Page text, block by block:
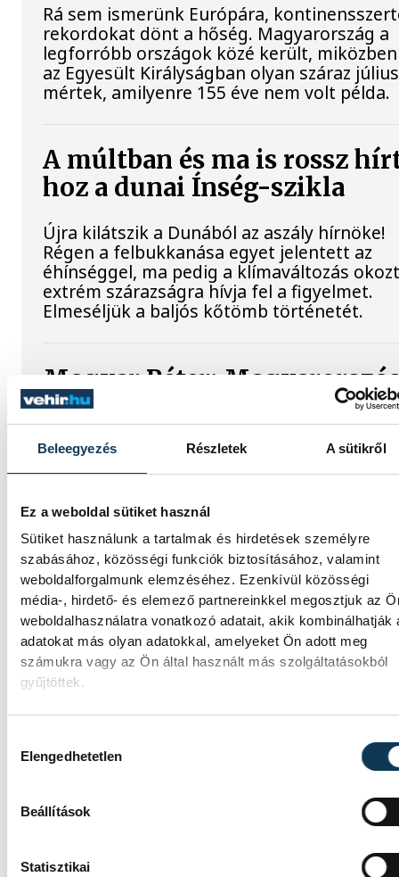
Beleegyezés Részletek A sütikről
Ez a weboldal sütiket használ
Sütiket használunk a tartalmak és hirdetések személyre
szabásához, közösségi funkciók biztosításához, valamint
weboldalforgalmunk elemzéséhez. Ezenkívül közösségi
média-, hirdető- és elemező partnereinkkel megosztjuk az
weboldalhasználatra vonatkozó adatait, akik kombinálhatják
adatokat más olyan adatokkal, amelyeket Ön adott meg
számukra vagy az Ön által használt más szolgáltatásokból
gyűjtöttek.
Elengedhetetlen
Beállítások
Statisztikai
Rá sem ismerünk Európára,
rekordokat dönt a hőség. Magyarország a
legforróbb országok közé került, miközben
az Egyesült Királyságban olyan száraz
mértek, amilyenre 155 éve nem volt példa.
A múltban és ma is rossz
hoz a dunai Ínség-szikla
Újra kilátszik a Dunából az aszály hírnöke!
Régen a felbukkanása egyet jelentett az
éhínséggel, ma pedig a klímaváltozás
extrém szárazságra hívja fel a figyelmet.
Elmeséljük a baljós kőtömb történetét.
Magyar Péter:
energiaellátása stabil
Jelenleg stabil Magyarország
energiaellátása, a paksi erőmű
termelő turbina hibamentesen működjön -
közölte a miniszterelnök a paksi erőműnél
tett keddi látogatása során.
Játék közben fedezik fel a
tudomány világát a
veszprémi gyerekek
Látványos kísérletek, kreatív feladatok és
veszprémi Tinker Labsben. Videónkban
mutatja be, hogyan teszik izgalmassá a
természettudományok megismerését.